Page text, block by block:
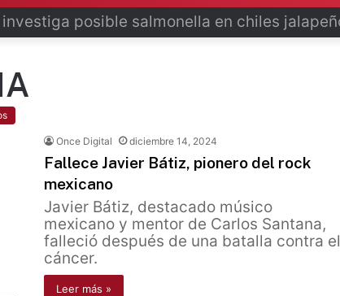
la última ruta de Kimberly Moya
Once Digital diciembre 14, 2024
Fallece Javier Bátiz, pionero del rock
mexicano
Javier Bátiz, destacado músico
mexicano y mentor de Carlos Santana,
falleció después de una batalla contra el
cáncer.
Leer más »